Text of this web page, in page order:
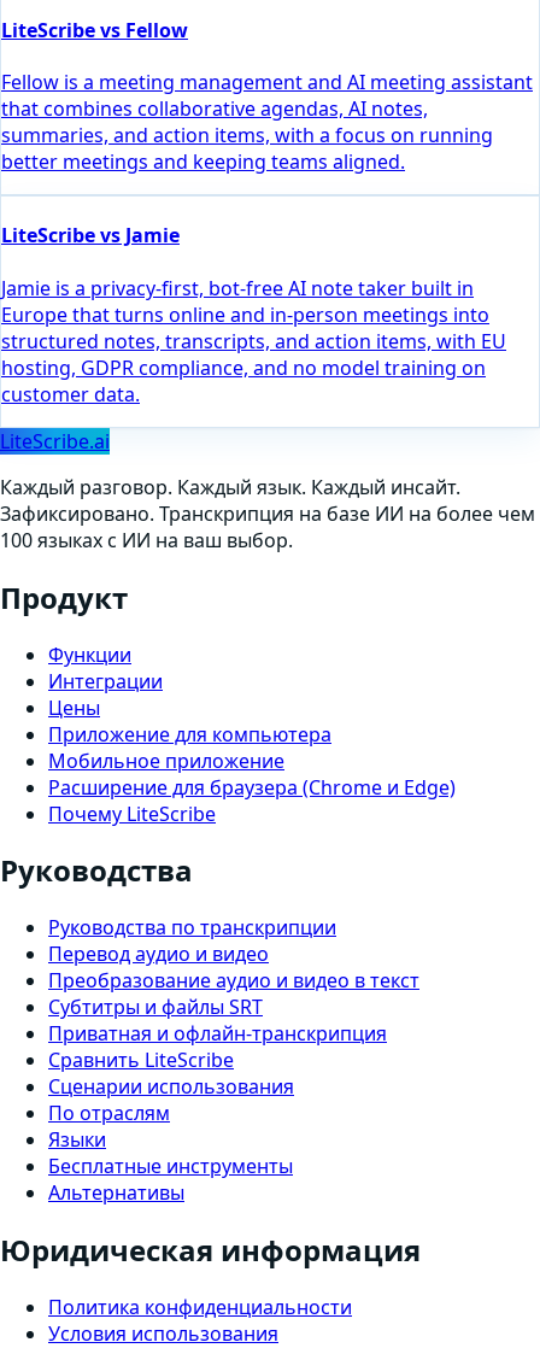
LiteScribe vs Fellow
Fellow is a meeting management and AI meeting assistant
that combines collaborative agendas, AI notes,
summaries, and action items, with a focus on running
better meetings and keeping teams aligned.
LiteScribe vs Jamie
Jamie is a privacy-first, bot-free AI note taker built in
Europe that turns online and in-person meetings into
structured notes, transcripts, and action items, with EU
hosting, GDPR compliance, and no model training on
customer data.
LiteScribe.ai
Каждый разговор. Каждый язык. Каждый инсайт.
Зафиксировано. Транскрипция на базе ИИ на более чем
100 языках с ИИ на ваш выбор.
Продукт
Функции
Интеграции
Цены
Приложение для компьютера
Мобильное приложение
Расширение для браузера (Chrome и Edge)
Почему LiteScribe
Руководства
Руководства по транскрипции
Перевод аудио и видео
Преобразование аудио и видео в текст
Субтитры и файлы SRT
Приватная и офлайн-транскрипция
Сравнить LiteScribe
Сценарии использования
По отраслям
Языки
Бесплатные инструменты
Альтернативы
Юридическая информация
Политика конфиденциальности
Условия использования